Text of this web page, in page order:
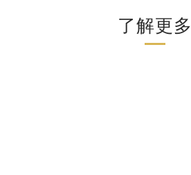
了解更多